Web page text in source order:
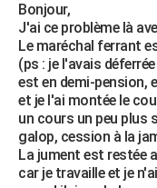
Bonjour,
J'ai ce problème là
Le maréchal ferrant
(ps : je l'avais
est en demi-pension,
et je l'ai montée le
un cours un peu plus
galop, cession à la
La jument est restée
car je travaille et je